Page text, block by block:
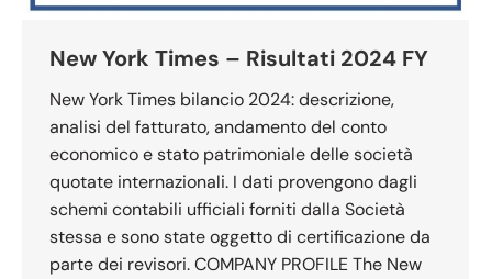
New York Times – Risultati 2024 FY
New York Times bilancio 2024: descrizione,
analisi del fatturato, andamento del conto
economico e stato patrimoniale delle società
quotate internazionali. I dati provengono dagli
schemi contabili ufficiali forniti dalla Società
stessa e sono state oggetto di certificazione da
parte dei revisori. COMPANY PROFILE The New